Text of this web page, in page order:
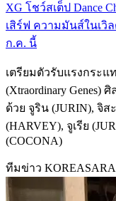
XG โชว์สเต็ป Dance
เสิร์ฟ ความมันส์ในเวิ
ก.ค. นี้
เตรียมตัวรับแรงกระแ
(Xtraordinary
ด้วย จูริน (JURIN), จิส
(HARVEY), จูเรีย
(COCONA)
ทีมข่าว